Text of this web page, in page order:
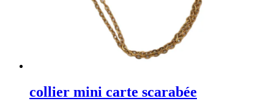
collier mini carte scarabée